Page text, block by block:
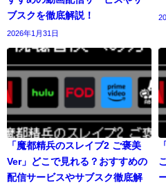
ブスクを徹底解説！
2026年1月31日
「魔都精兵のスレイブ2 ご褒美
Ver」どこで見れる？おすすめの
配信サービスやサブスク徹底解